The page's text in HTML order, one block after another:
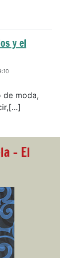
y el
de moda,
- El